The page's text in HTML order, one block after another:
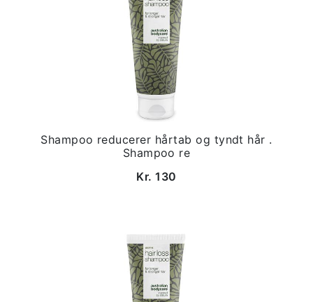
Shampoo reducerer hårtab og tyndt hår .
Shampoo re
Kr. 130